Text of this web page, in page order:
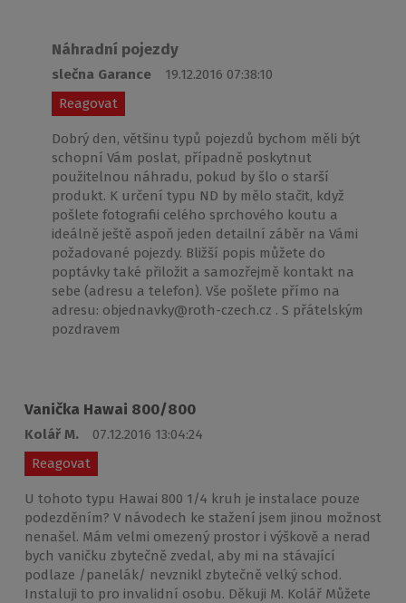
Náhradní pojezdy
slečna Garance
19.12.2016 07:38:10
Reagovat
Dobrý den, většinu typů pojezdů bychom měli být
schopní Vám poslat, případně poskytnut
použitelnou náhradu, pokud by šlo o starší
produkt. K určení typu ND by mělo stačit, když
pošlete fotografii celého sprchového koutu a
ideálně ještě aspoň jeden detailní záběr na Vámi
požadované pojezdy. Bližší popis můžete do
poptávky také přiložit a samozřejmě kontakt na
sebe (adresu a telefon). Vše pošlete přímo na
adresu: objednavky@roth-czech.cz . S přátelským
pozdravem
Vanička Hawai 800/800
Kolář M.
07.12.2016 13:04:24
Reagovat
U tohoto typu Hawai 800 1/4 kruh je instalace pouze
podezděním? V návodech ke stažení jsem jinou možnost
nenašel. Mám velmi omezený prostor i výškově a nerad
bych vaničku zbytečně zvedal, aby mi na stávající
podlaze /panelák/ nevznikl zbytečně velký schod.
Instaluji to pro invalidní osobu. Děkuji M. Kolář Můžete